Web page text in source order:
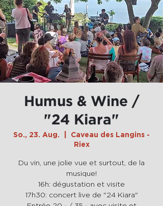
Humus & Wine /
"24 Kiara"
So., 23. Aug.
Caveau des Langins -
Riex
Du vin, une jolie vue et surtout, de la
musique!
16h: dégustation et visite
17h30: concert live de "24 Kiara"